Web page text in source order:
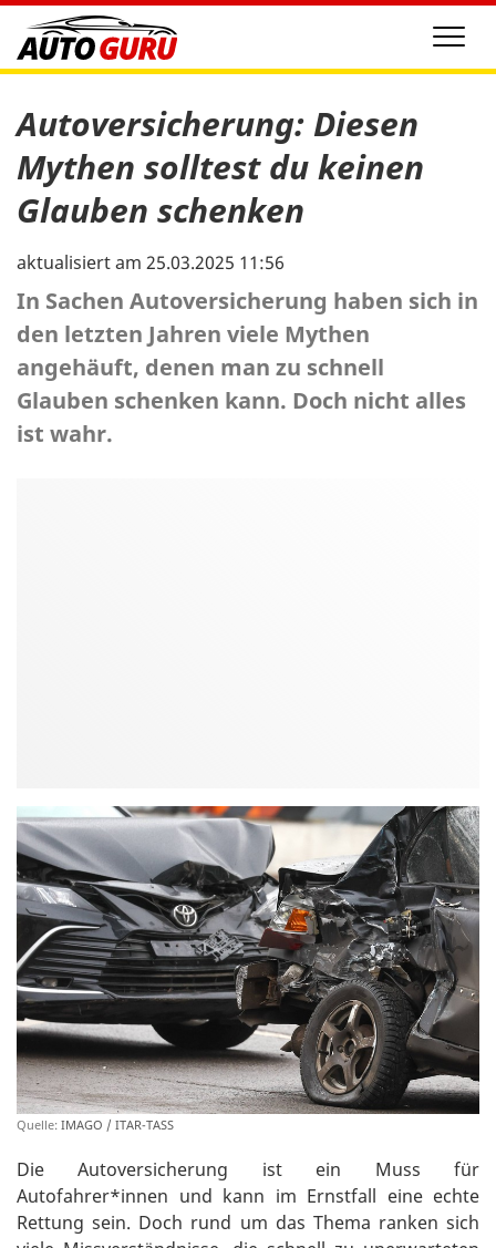
Autoversicherung: Diesen
Mythen solltest du keinen
Glauben schenken
aktualisiert am 25.03.2025 11:56
In Sachen Autoversicherung haben sich in
den letzten Jahren viele Mythen
angehäuft, denen man zu schnell
Glauben schenken kann. Doch nicht alles
ist wahr.
Quelle: IMAGO / ITAR-TASS
Die Autoversicherung ist ein Muss für
Autofahrer*innen und kann im Ernstfall eine echte
Rettung sein. Doch rund um das Thema ranken sich